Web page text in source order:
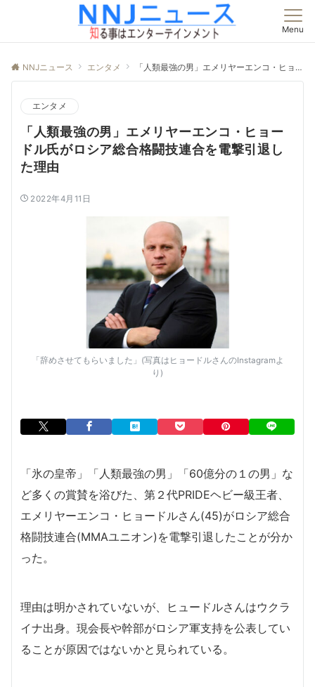
Menu
NNJニュース エンタメ 「人類最強の男」エメリヤーエンコ・ヒョードル氏がロシア総合格闘技連合を電撃引退した理由
エンタメ
「人類最強の男」エメリヤーエンコ・ヒョー
ドル氏がロシア総合格闘技連合を電撃引退し
た理由
2022年4月11日
「辞めさせてもらいました」(写真はヒョードルさんのInstagramよ
り)
「氷の皇帝」「人類最強の男」「60億分の１の男」な
ど多くの賞賛を浴びた、第２代PRIDEヘビー級王者、
エメリヤーエンコ・ヒョードルさん(45)がロシア総合
格闘技連合(MMAユニオン)を電撃引退したことが分か
った。
理由は明かされていないが、ヒュードルさんはウクラ
イナ出身。現会長や幹部がロシア軍支持を公表してい
ることが原因ではないかと見られている。